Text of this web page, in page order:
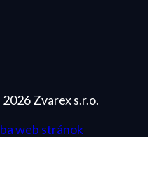
Zvarex s.r.o.
web stránok